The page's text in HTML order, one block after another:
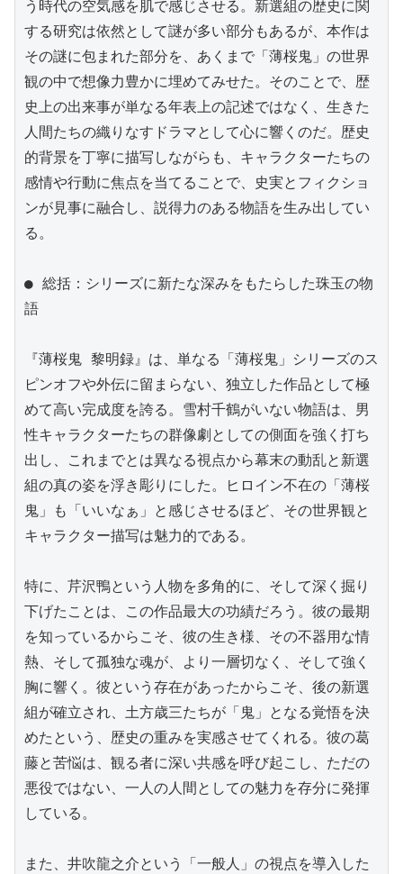
う時代の空気感を肌で感じさせる。新選組の歴史に関
する研究は依然として謎が多い部分もあるが、本作は
その謎に包まれた部分を、あくまで「薄桜鬼」の世界
観の中で想像力豊かに埋めてみせた。そのことで、歴
史上の出来事が単なる年表上の記述ではなく、生きた
人間たちの織りなすドラマとして心に響くのだ。歴史
的背景を丁寧に描写しながらも、キャラクターたちの
感情や行動に焦点を当てることで、史実とフィクショ
ンが見事に融合し、説得力のある物語を生み出してい
る。
● 総括：シリーズに新たな深みをもたらした珠玉の物
語
『薄桜鬼 黎明録』は、単なる「薄桜鬼」シリーズのス
ピンオフや外伝に留まらない、独立した作品として極
めて高い完成度を誇る。雪村千鶴がいない物語は、男
性キャラクターたちの群像劇としての側面を強く打ち
出し、これまでとは異なる視点から幕末の動乱と新選
組の真の姿を浮き彫りにした。ヒロイン不在の「薄桜
鬼」も「いいなぁ」と感じさせるほど、その世界観と
キャラクター描写は魅力的である。
特に、芹沢鴨という人物を多角的に、そして深く掘り
下げたことは、この作品最大の功績だろう。彼の最期
を知っているからこそ、彼の生き様、その不器用な情
熱、そして孤独な魂が、より一層切なく、そして強く
胸に響く。彼という存在があったからこそ、後の新選
組が確立され、土方歳三たちが「鬼」となる覚悟を決
めたという、歴史の重みを実感させてくれる。彼の葛
藤と苦悩は、観る者に深い共感を呼び起こし、ただの
悪役ではない、一人の人間としての魅力を存分に発揮
している。
また、井吹龍之介という「一般人」の視点を導入した